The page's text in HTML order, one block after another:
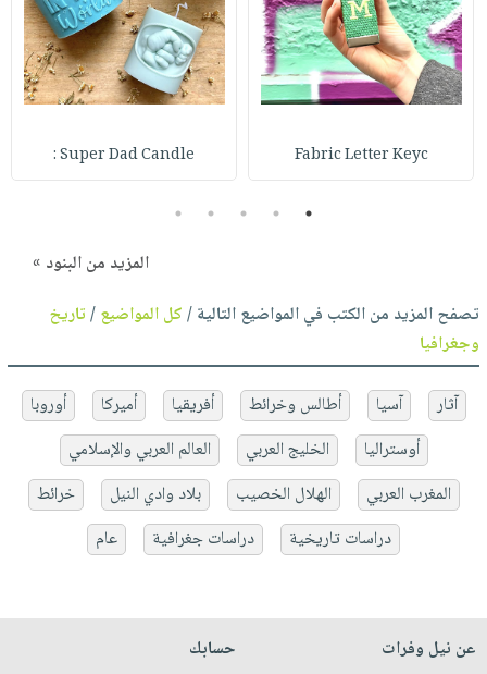
Fabric Letter Keyc
Super Dad Candle :
1
2
3
4
5
المزيد من البنود »
تصفح المزيد من الكتب في المواضيع التالية /كل المواضيع/تاريخ
وجغرافيا
آثار آسيا أطالس وخرائط أفريقيا أميركا
أوروبا
أوستراليا
الخليج العربي
العالم العربي والإسلامي
المغرب العربي
الهلال الخصيب بلاد وادي النيل
خرائط
دراسات تاريخية
دراسات جغرافية عام
عن نيل وفرات
حسابك